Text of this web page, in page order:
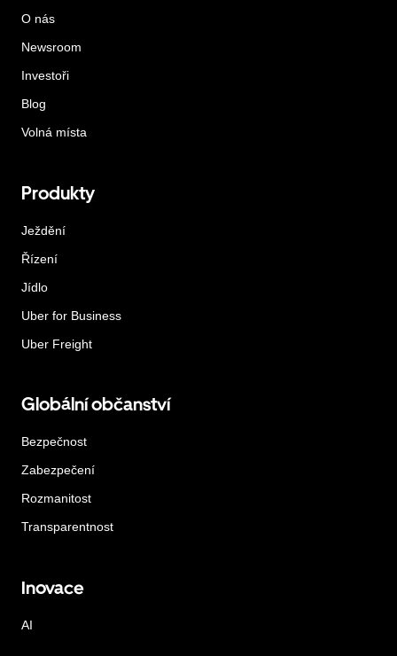
O nás
Newsroom
Investoři
Blog
Volná místa
Produkty
Ježdění
Řízení
Jídlo
Uber for Business
Uber Freight
Globální občanství
Bezpečnost
Zabezpečení
Rozmanitost
Transparentnost
Inovace
AI